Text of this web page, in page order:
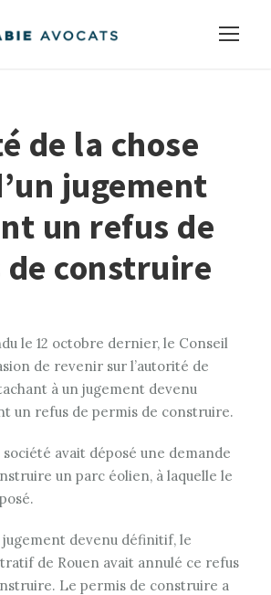
de la chose
jugement
un refus de
construire
le 12 octobre dernier, le Conseil
de revenir sur l’autorité de
à un jugement devenu
un refus de permis de construire.
société avait déposé une demande
un parc éolien, à laquelle le
jugement devenu définitif, le
de Rouen avait annulé ce refus
Le permis de construire a